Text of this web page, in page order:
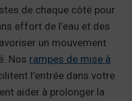
de chaque côté pour
effort de l’eau et des
un mouvement
Nos rampes de mise à
l’entrée dans votre
aider à prolonger la